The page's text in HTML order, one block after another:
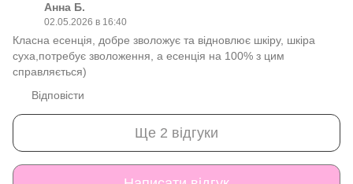
Анна Б.
02.05.2026 в 16:40
Класна есенція, добре зволожує та відновлює шкіру, шкіра
суха,потребує зволоження, а есенція на 100% з цим
справляється)
Відповісти
Ще 2 відгуки